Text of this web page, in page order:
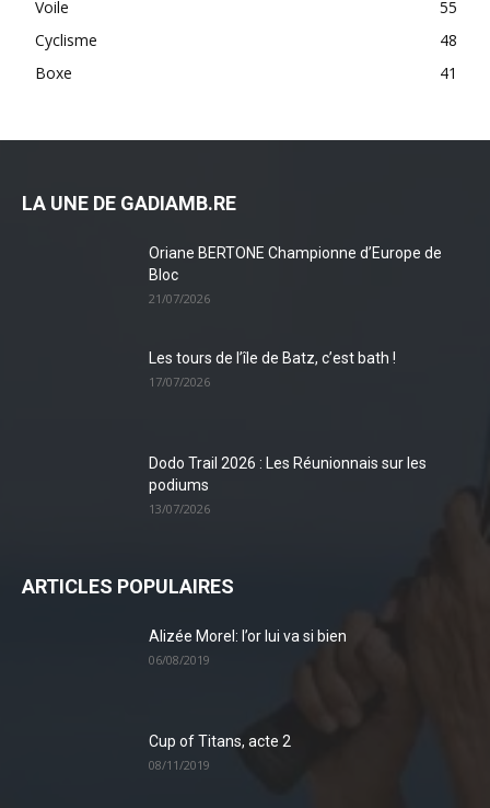
Voile
55
Cyclisme
48
Boxe
41
LA UNE DE GADIAMB.RE
Oriane BERTONE Championne d’Europe de
Bloc
21/07/2026
Les tours de l’île de Batz, c’est bath !
17/07/2026
Dodo Trail 2026 : Les Réunionnais sur les
podiums
13/07/2026
ARTICLES POPULAIRES
Alizée Morel: l’or lui va si bien
06/08/2019
Cup of Titans, acte 2
08/11/2019